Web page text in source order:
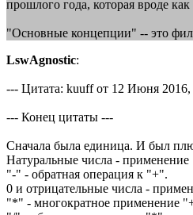
прошлого года, которая вроде
"Основные концепции" -- это
LswAgnostic:
--- Цитата: kuuff от 12 Июня
--- Конец цитаты ---
Сначала была единица. И был
Натуральные числа -
"-" - обратная операция к "+".
0 и отрицательные числа -
"*" - многократное применение